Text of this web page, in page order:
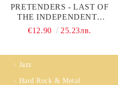
PRETENDERS - LAST OF
THE INDEPENDENTS
(CD)
€12.90 25.23лв.
Jazz
Hard Rock & Metal